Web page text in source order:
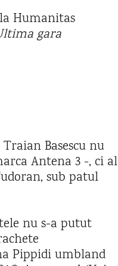
Humanitas
gara
Basescu nu
Antena 3 -, ci al
sub patul
nu s-a putut
Pippidi umbland